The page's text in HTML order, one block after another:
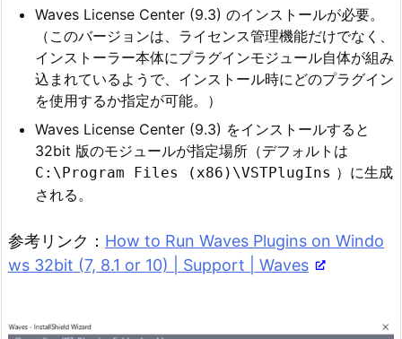
Waves License Center (9.3) のインストールが必要。
（このバージョンは、ライセンス管理機能だけでなく、
インストーラー本体にプラグインモジュール自体が組み
込まれているようで、インストール時にどのプラグイン
を使用するか指定が可能。）
Waves License Center (9.3) をインストールすると
32bit 版のモジュールが指定場所（デフォルトは
C:\Program Files (x86)\VSTPlugIns ）に生成
される。
参考リンク： How to Run Waves Plugins on Windo
ws 32bit (7, 8.1 or 10) | Support | Waves